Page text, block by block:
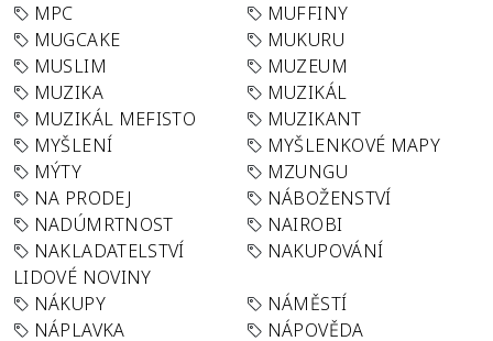
MPC
MUFFINY
MUGCAKE
MUKURU
MUSLIM
MUZEUM
MUZIKA
MUZIKÁL
MUZIKÁL MEFISTO
MUZIKANT
MYŠLENÍ
MYŠLENKOVÉ MAPY
MÝTY
MZUNGU
NA PRODEJ
NÁBOŽENSTVÍ
NADÚMRTNOST
NAIROBI
NAKLADATELSTVÍ
LIDOVÉ NOVINY
NAKUPOVÁNÍ
NÁKUPY
NÁMĚSTÍ
NÁPLAVKA
NÁPOVĚDA